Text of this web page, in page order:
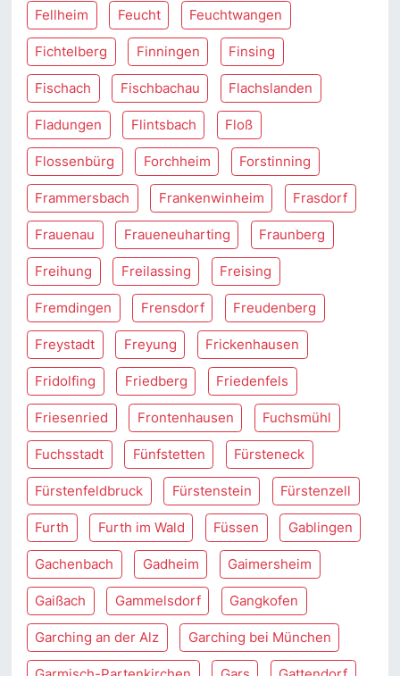
Fellheim Feucht Feuchtwangen
Fichtelberg Finningen Finsing
Fischach Fischbachau Flachslanden
Fladungen Flintsbach Floß
Flossenbürg Forchheim Forstinning
Frammersbach Frankenwinheim Frasdorf
Frauenau Fraueneuharting Fraunberg
Freihung Freilassing Freising
Fremdingen Frensdorf Freudenberg
Freystadt Freyung Frickenhausen
Fridolfing Friedberg Friedenfels
Friesenried Frontenhausen Fuchsmühl
Fuchsstadt Fünfstetten Fürsteneck
Fürstenfeldbruck Fürstenstein Fürstenzell
Furth Furth im Wald Füssen Gablingen
Gachenbach Gadheim Gaimersheim
Gaißach Gammelsdorf Gangkofen
Garching an der Alz Garching bei München